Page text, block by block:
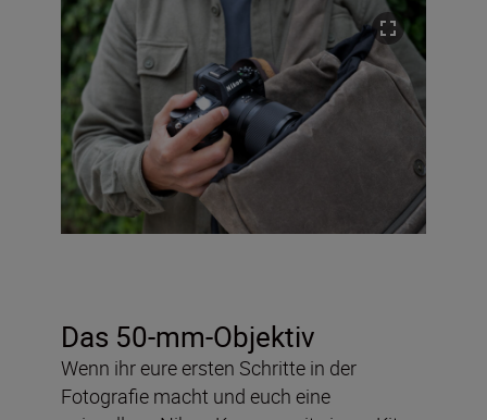
Das 50-mm-Objektiv
Wenn ihr eure ersten Schritte in der
Fotografie macht und euch eine